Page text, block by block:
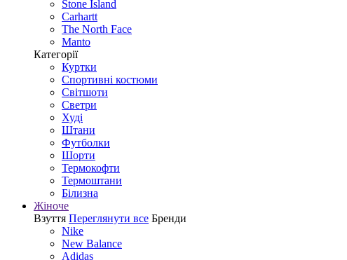
Stone Island
Carhartt
The North Face
Manto
Категорії
Куртки
Спортивні костюми
Світшоти
Светри
Худі
Штани
Футболки
Шорти
Термокофти
Термоштани
Білизна
Жіноче
Взуття Переглянути все Бренди
Nike
New Balance
Adidas